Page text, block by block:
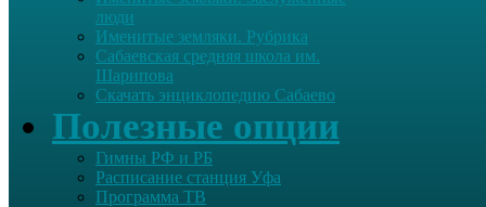
люди
Именитые земляки. Рубрика
Сабаевская средняя школа им.
Шарипова
Скачать энциклопедию Сабаево
Полезные опции
Гимны РФ и РБ
Расписание станция Уфа
Программа ТВ